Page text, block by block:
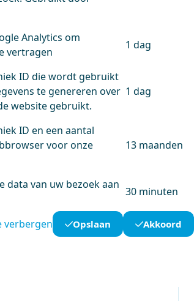
Analytics om
vertragen
1 dag
ID die wordt gebruikt
te genereren over
website gebruikt.
1 dag
ID en een aantal
voor onze
13 maanden
data van uw bezoek aan
30 minuten
verbergen Opslaan Akkoord